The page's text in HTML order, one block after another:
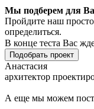
Мы подберем для
Пройдите наш
определиться.
В конце теста Вас
Подобрать проект
Анастасия
архитектор
А еще мы можем